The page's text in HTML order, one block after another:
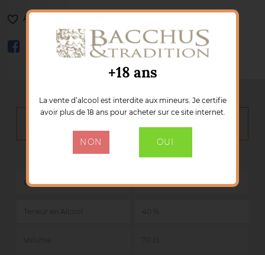
Ajouter à ma liste de souhaits
50642
Pays Ecosse
+18 ans
La vente d’alcool est interdite aux mineurs. Je certifie
avoir plus de 18 ans pour acheter sur ce site internet.
NON OUI